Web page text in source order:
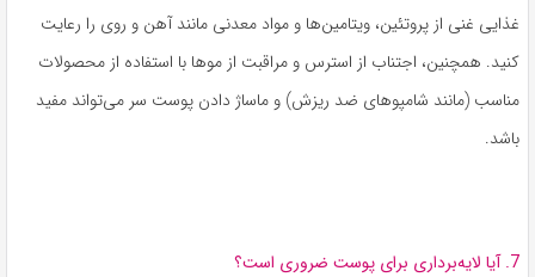
غذایی غنی از پروتئین، ویتامین‌ها و مواد معدنی مانند آهن و روی را رعایت
کنید. همچنین، اجتناب از استرس و مراقبت از موها با استفاده از محصولات
مناسب (مانند شامپوهای ضد ریزش) و ماساژ دادن پوست سر می‌تواند مفید
باشد.
7. آیا لایه‌برداری برای پوست ضروری است؟